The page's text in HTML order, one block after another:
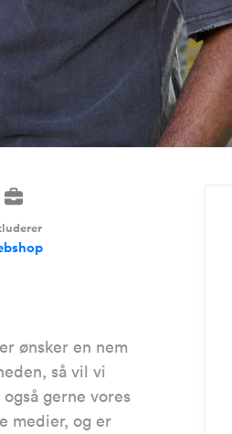
ønsker en nem
så vil vi
gerne vores
medier, og er